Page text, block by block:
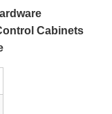
Cabinets